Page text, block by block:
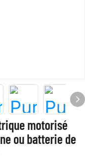
motorisé
ou batterie de